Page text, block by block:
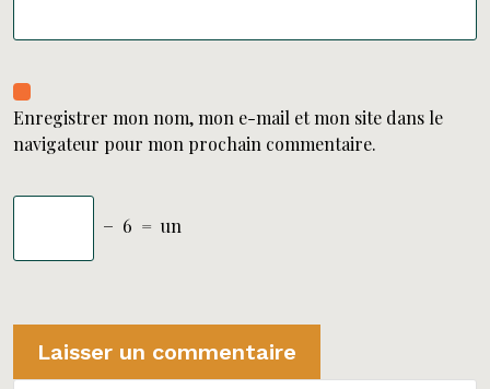
Enregistrer mon nom, mon e-mail et mon site dans le
navigateur pour mon prochain commentaire.
− 6 = un